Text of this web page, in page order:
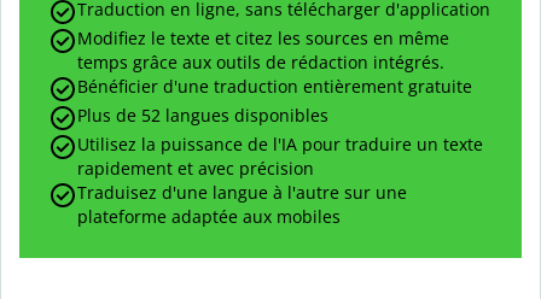
Traduction en ligne, sans télécharger d'application
Modifiez le texte et citez les sources en même
temps grâce aux outils de rédaction intégrés.
Bénéficier d'une traduction entièrement gratuite
Plus de 52 langues disponibles
Utilisez la puissance de l'IA pour traduire un texte
rapidement et avec précision
Traduisez d'une langue à l'autre sur une
plateforme adaptée aux mobiles